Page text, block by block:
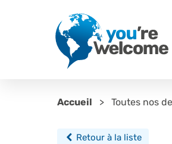
Accueil Toutes nos
Retour à la liste